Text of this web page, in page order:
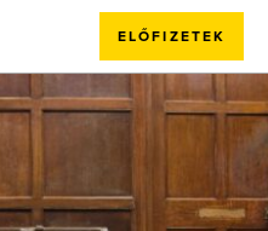
ELŐFIZETEK